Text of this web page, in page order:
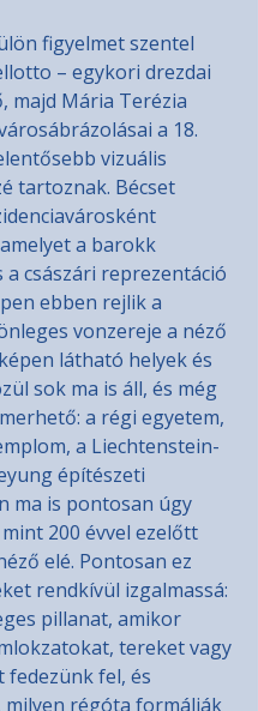
figyelmet szentel
– egykori drezdai
majd Mária Terézia
a 18.
vizuális
tartoznak. Bécset
a barokk
a császári reprezentáció
ebben rejlik a
vonzereje a néző
látható helyek és
sok ma is áll, és még
a régi egyetem,
a Liechtenstein-
építészeti
ma is pontosan úgy
200 évvel ezelőtt
elé. Pontosan ez
rendkívül izgalmassá:
pillanat, amikor
tereket vagy
fedezünk fel, és
régóta formálják